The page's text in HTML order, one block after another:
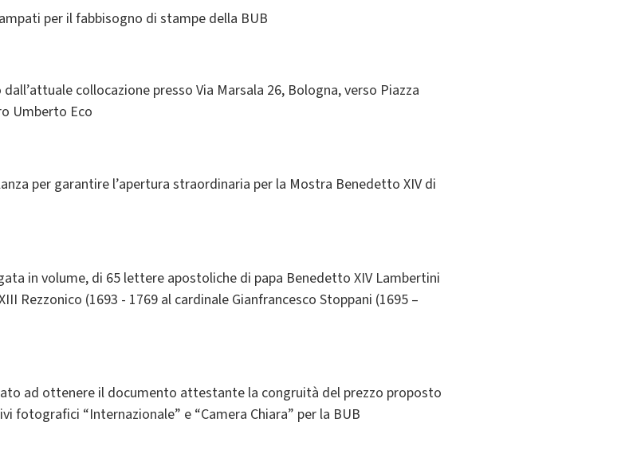
per il fabbisogno di stampe della BUB
collocazione presso Via Marsala 26, Bologna, verso Piazza
Umberto Eco
per garantire l’apertura straordinaria per la Mostra Benedetto XIV di
in volume, di 65 lettere apostoliche di papa Benedetto XIV Lambertini
Rezzonico (1693 - 1769 al cardinale Gianfrancesco Stoppani (1695 –
ad ottenere il documento attestante la congruità del prezzo proposto
fotografici “Internazionale” e “Camera Chiara” per la BUB